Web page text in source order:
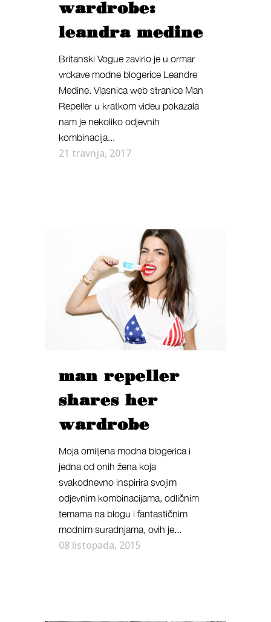
wardrobe:
leandra medine
Britanski Vogue zavirio je u ormar
vrckave modne blogerice Leandre
Medine. Vlasnica web stranice Man
Repeller u kratkom videu pokazala
nam je nekoliko odjevnih
kombinacija...
21 travnja, 2017
man repeller
shares her
wardrobe
Moja omiljena modna blogerica i
jedna od onih žena koja
svakodnevno inspirira svojim
odjevnim kombinacijama, odličnim
temama na blogu i fantastičnim
modnim suradnjama, ovih je...
08 listopada, 2015